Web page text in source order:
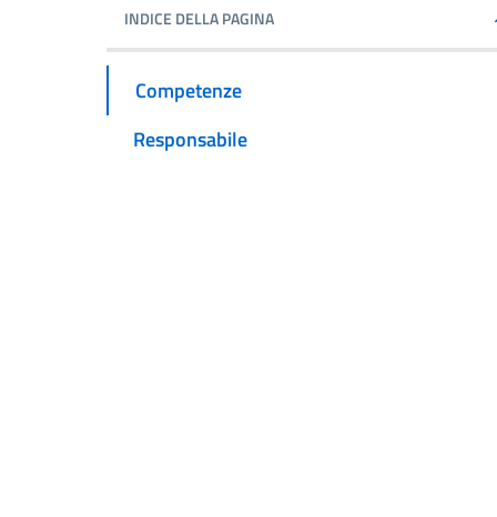
INDICE DELLA PAGINA
Competenze
Responsabile